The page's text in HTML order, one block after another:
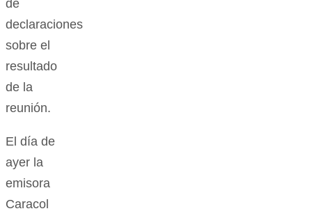
Durante
los días
siguientes
a la
reunión
tuvo
conocimiento
de
declaraciones